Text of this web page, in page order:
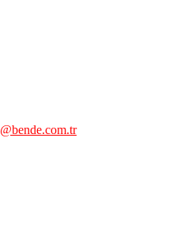
@bende.com.tr